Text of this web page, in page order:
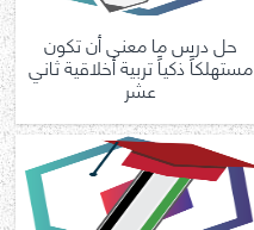
حل درس ما معنى أن تكون
مستهلكاً ذكياً تربية أخلاقية ثاني
عشر